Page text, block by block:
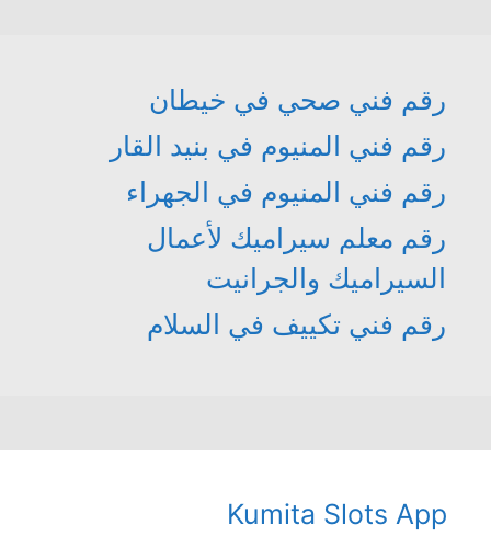
رقم فني صحي في خيطان
رقم فني المنيوم في بنيد القار
رقم فني المنيوم في الجهراء
رقم معلم سيراميك لأعمال
السيراميك والجرانيت
رقم فني تكييف في السلام
Kumita Slots App